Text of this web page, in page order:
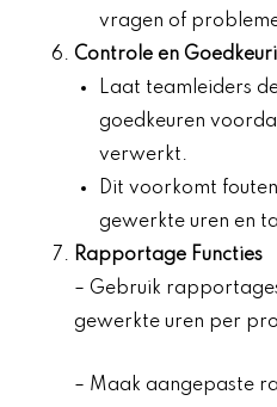
vragen of
Controle en
Laat teamleiders
goedkeuren
verwerkt.
Dit voorkomt
gewerkte uren en
Rapportage Functies
– Gebruik
gewerkte uren per
– Maak aangepaste